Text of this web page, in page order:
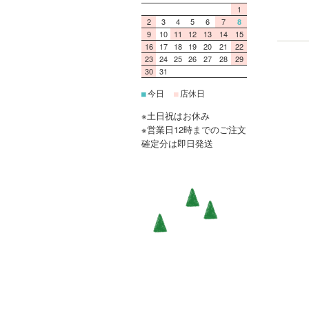
1
2
3 4 5 6 7 8
9 10 11 12 13 14
15
16
17 18 19 20 21
22
23 24 25 26 27 28
29
30 31
■今日 ■ 店休日
※土日祝はお休み
※営業日12時までのご注文
確定分は即日発送